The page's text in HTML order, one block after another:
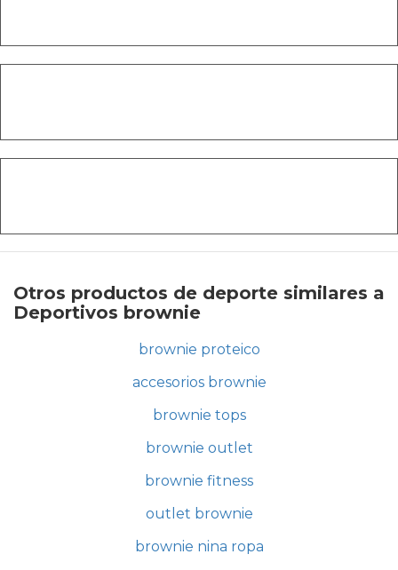
Otros productos de deporte similares a
Deportivos brownie
brownie proteico
accesorios brownie
brownie tops
brownie outlet
brownie fitness
outlet brownie
brownie nina ropa